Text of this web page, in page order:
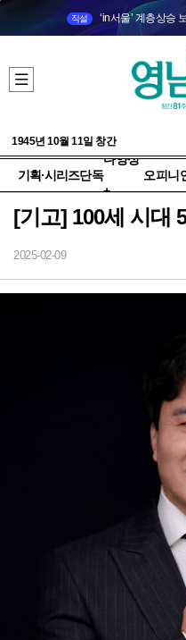
직설 ‘in서울’ 계층상승
1945년 10월 11일 창간
기획·시리즈단독
다양성
+
오피니
[기고] 100세 시대
2025-02-09